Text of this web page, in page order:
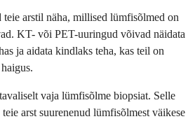
arstil näha, millised lümfisõlmed on
KT- või PET-uuringud võivad näidata
ja aidata kindlaks teha, kas teil on
vaja lümfisõlme biopsiat. Selle
arst suurenenud lümfisõlmest väikese